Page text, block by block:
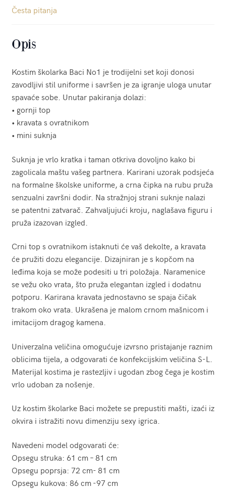
Česta pitanja
Opis
Kostim školarka Baci No1 je trodijelni set koji donosi
zavodljivi stil uniforme i savršen je za igranje uloga unutar
spavaće sobe. Unutar pakiranja dolazi:
• gornji top
• kravata s ovratnikom
• mini suknja
Suknja je vrlo kratka i taman otkriva dovoljno kako bi
zagolicala maštu vašeg partnera. Karirani uzorak podsjeća
na formalne školske uniforme, a crna čipka na rubu pruža
senzualni završni dodir. Na stražnjoj strani suknje nalazi
se patentni zatvarač. Zahvaljujući kroju, naglašava figuru i
pruža izazovan izgled.
Crni top s ovratnikom istaknuti će vaš dekolte, a kravata
će pružiti dozu elegancije. Dizajniran je s kopčom na
leđima koja se može podesiti u tri položaja. Naramenice
se vežu oko vrata, što pruža elegantan izgled i dodatnu
potporu. Karirana kravata jednostavno se spaja čičak
trakom oko vrata. Ukrašena je malom crnom mašnicom i
imitacijom dragog kamena.
Univerzalna veličina omogućuje izvrsno pristajanje raznim
oblicima tijela, a odgovarati će konfekcijskim veličina S-L.
Materijal kostima je rastezljiv i ugodan zbog čega je kostim
vrlo udoban za nošenje.
Uz kostim školarke Baci možete se prepustiti mašti, izaći iz
okvira i istražiti novu dimenziju sexy igrica.
Navedeni model odgovarati će:
Opsegu struka: 61 cm – 81 cm
Opsegu poprsja: 72 cm- 81 cm
Opsegu kukova: 86 cm -97 cm